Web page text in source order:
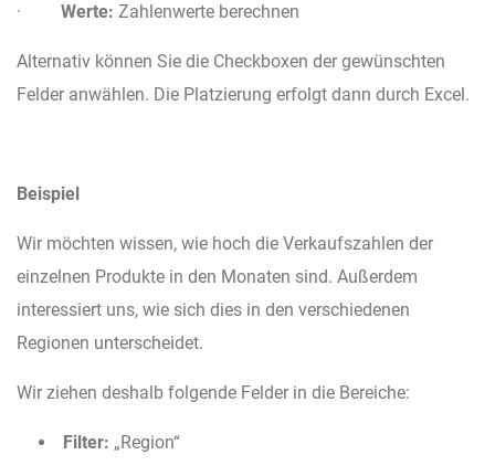
· Werte: Zahlenwerte berechnen
Alternativ können Sie die Checkboxen der gewünschten
Felder anwählen. Die Platzierung erfolgt dann durch Excel.
Beispiel
Wir möchten wissen, wie hoch die Verkaufszahlen der
einzelnen Produkte in den Monaten sind. Außerdem
interessiert uns, wie sich dies in den verschiedenen
Regionen unterscheidet.
Wir ziehen deshalb folgende Felder in die Bereiche:
Filter: „Region“